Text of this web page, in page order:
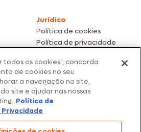
Jurídico
Política de cookies
Política de privacidade
| Ofertas válidas enquanto durarem os
| Vendas sujeitas a análise e confirmação
de pagamento são válidos
efetuadas em nossos parceiros.
a disponibilidade de estoque.
todos os cookies", concorda
de cookies no seu
a navegação no site,
site e ajudar nas nossas
Política de